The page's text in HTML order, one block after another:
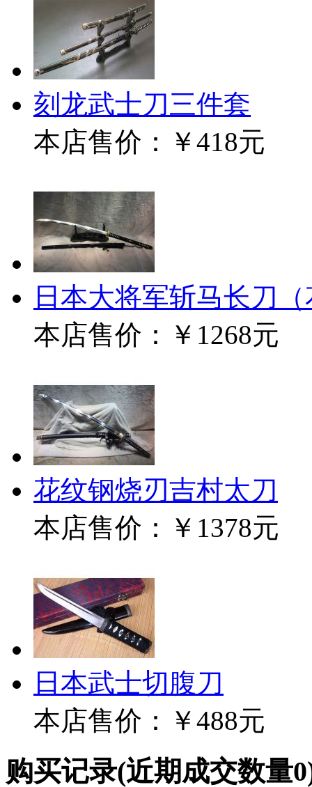
刻龙武士刀三件套
本店售价：
￥418元
日本大将军斩马长刀
本店售价：
￥1268元
花纹钢烧刃吉村太刀
本店售价：
￥1378元
日本武士切腹刀
本店售价：
￥488元
购买记录(近期成交数量0